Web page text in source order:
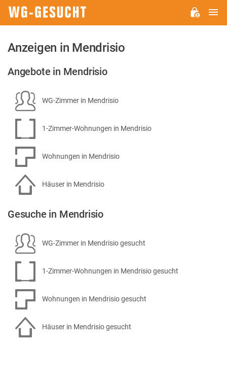
Anzeigen in Mendrisio
Angebote in Mendrisio
WG-Zimmer in Mendrisio
1-Zimmer-Wohnungen in Mendrisio
Wohnungen in Mendrisio
Häuser in Mendrisio
Gesuche in Mendrisio
WG-Zimmer in Mendrisio gesucht
1-Zimmer-Wohnungen in Mendrisio gesucht
Wohnungen in Mendrisio gesucht
Häuser in Mendrisio gesucht